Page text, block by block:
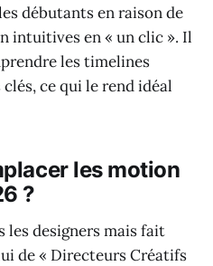
débutants en raison de
intuitives en « un clic ». Il
les timelines
ce qui le rend idéal
les motion
?
les designers mais fait
de « Directeurs Créatifs